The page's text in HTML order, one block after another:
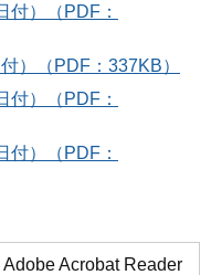
付）（PDF：
）（PDF：337KB）
付）（PDF：
付）（PDF：
Acrobat Reader